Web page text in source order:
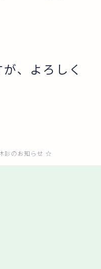
、よろしく
診のお知らせ ☆